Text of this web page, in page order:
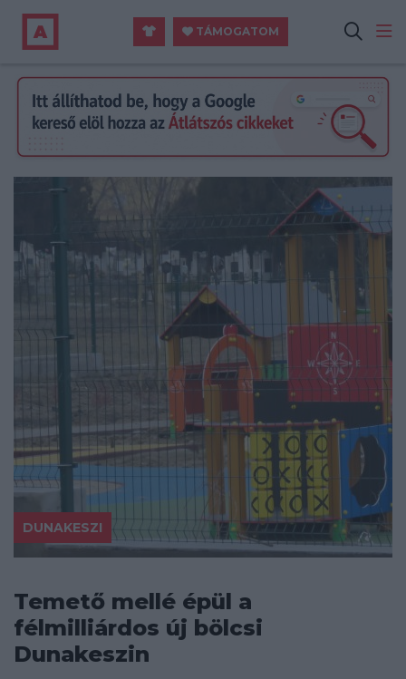
TÁMOGATOM
DUNAKESZI
Temető mellé épül a
félmilliárdos új bölcsi
Dunakeszin